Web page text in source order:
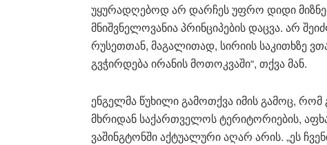
უყურადღებოდ არ დარჩეს უფრო დიდი
მნიშვნელოვანია პრინციპების დაცვა. არ
რუსეთთან, მაგალითად, სირიის საკითხზე
გვჭირდება ირანის მოთოკვაში“, თქვა მან.
ენგელმა წუხილი გამოთქვა იმის გამოც,
მხრიდან საქართველოს ტერიტორიების,
ვაშინგტონში აქტუალური აღარ არის. „ეს